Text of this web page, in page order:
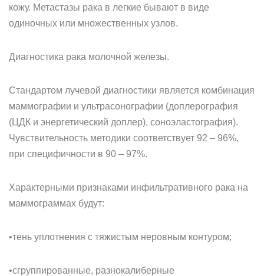
кожу. Метастазы рака в легкие бывают в виде
одиночных или множественных узлов.
Диагностика рака молочной железы.
Стандартом лучевой диагностики является комбинация
маммографии и ультрасонографии (доплерография
(ЦДК и энергетический доплер), соноэластография).
Чувствительность методики соответствует 92 – 96%,
при специфичности в 90 – 97%.
Характерными признаками инфильтративного рака на
маммограммах будут:
•тень уплотнения с тяжистым неровным контуром;
•сгруппированные, разнокалиберные